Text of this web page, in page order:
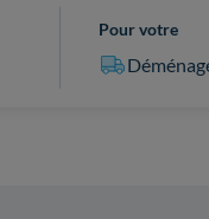
Pour votre